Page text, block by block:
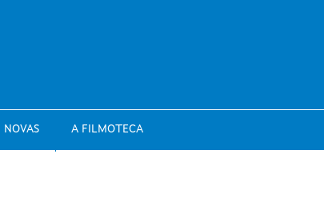
NOVAS A FILMOTECA